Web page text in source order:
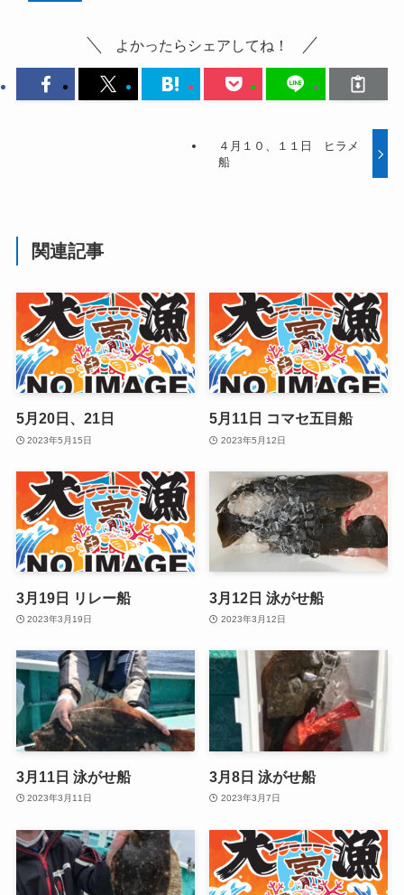
よかったらシェアしてね！
４月１０、１１日 ヒラメ
船
関連記事
5月20日、21日
2023年5月15日
5月11日 コマセ五目船
2023年5月12日
3月19日 リレー船
2023年3月19日
3月12日 泳がせ船
2023年3月12日
3月11日 泳がせ船
2023年3月11日
3月8日 泳がせ船
2023年3月7日